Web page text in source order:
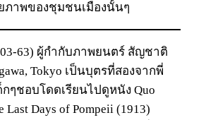
ภาพของชุมชนเมืองนั้นๆ
63) ผู้กำกับภาพยนตร์ สัญชาติ
Tokyo เป็นบุตรที่สองจากพี่
ๆชอบโดดเรียนไปดูหนัง Quo
Last Days of Pompeii (1913)